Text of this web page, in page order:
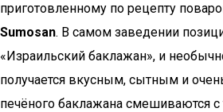
приготовленному по рецепту
Sumosan. В самом заведении
«Израильский баклажан», и
получается вкусным, сытным и
печёного баклажана смешиваются с